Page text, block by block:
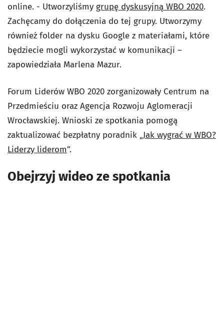
online. - Utworzyliśmy grupę dyskusyjną WBO 2020.
Zachęcamy do dołączenia do tej grupy. Utworzymy
również folder na dysku Google z materiałami, które
będziecie mogli wykorzystać w komunikacji –
zapowiedziała Marlena Mazur.
Forum Liderów WBO 2020 zorganizowały Centrum na
Przedmieściu oraz Agencja Rozwoju Aglomeracji
Wrocławskiej. Wnioski ze spotkania pomogą
zaktualizować bezpłatny poradnik „Jak wygrać w WBO?
Liderzy liderom”.
Obejrzyj wideo ze spotkania